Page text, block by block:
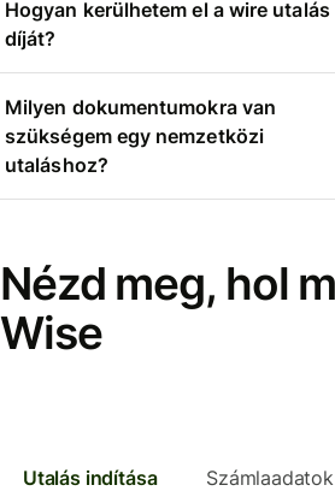
Hogyan kerülhetem el a wire utalás
díját?
Milyen dokumentumokra van
szükségem egy nemzetközi
utaláshoz?
Nézd meg, hol
Wise
Utalás indítása Számlaadatok